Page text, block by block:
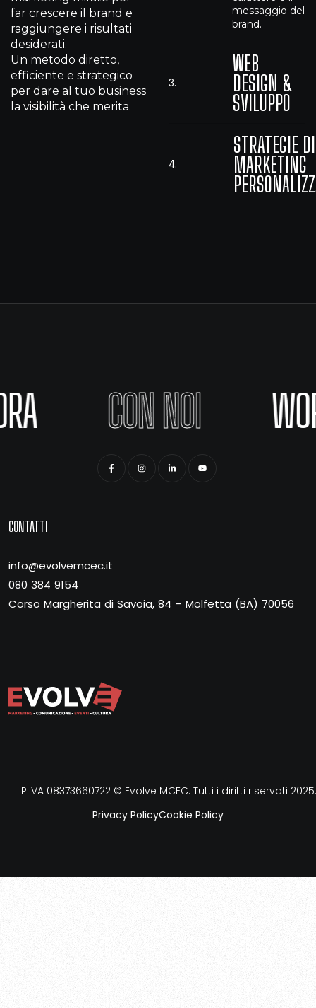
far crescere il brand e
raggiungere i risultati
desiderati.
Un metodo diretto,
efficiente e strategico
per dare al tuo business
la visibilità che merita.
messaggio del
brand.
3.
WEB
DESIGN &
SVILUPPO
4.
STRATEGIE DI
MARKETING
CON NOI
CONTATTI
info@evolvemcec.it
080 384 9154
Corso Margherita di Savoia, 84 – Molfetta (BA) 70056
P.IVA 08373660722 © Evolve MCEC. Tutti i diritti riservati 2025.
Privacy PolicyCookie Policy